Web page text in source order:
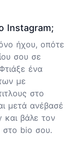
Instagram;
ήχου, οπότε
σου σε
ένα
με
στο
μετά ανέβασέ
βάλε τον
στο bio σου.